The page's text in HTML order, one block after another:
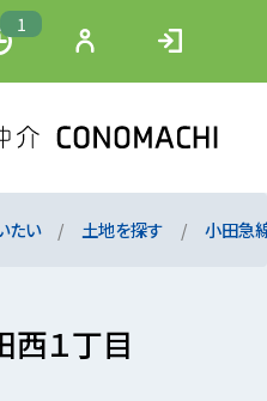
1
たい 土地を探す 小田急
西１丁目